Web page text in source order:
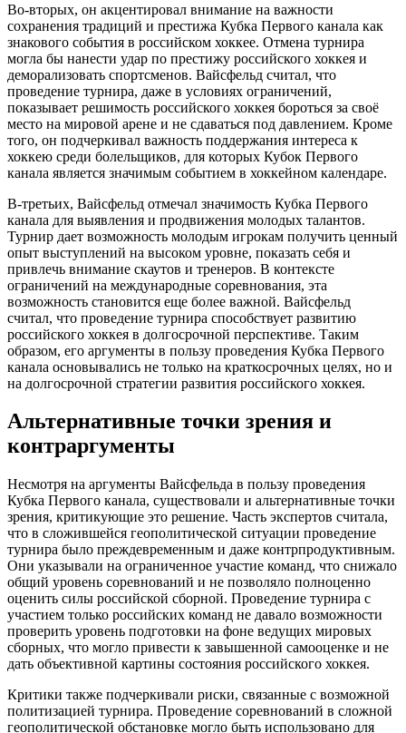
Во-вторых, он акцентировал внимание на важности
сохранения традиций и престижа Кубка Первого канала как
знакового события в российском хоккее. Отмена турнира
могла бы нанести удар по престижу российского хоккея и
деморализовать спортсменов. Вайсфельд считал, что
проведение турнира, даже в условиях ограничений,
показывает решимость российского хоккея бороться за своё
место на мировой арене и не сдаваться под давлением. Кроме
того, он подчеркивал важность поддержания интереса к
хоккею среди болельщиков, для которых Кубок Первого
канала является значимым событием в хоккейном календаре.
В-третьих, Вайсфельд отмечал значимость Кубка Первого
канала для выявления и продвижения молодых талантов.
Турнир дает возможность молодым игрокам получить ценный
опыт выступлений на высоком уровне, показать себя и
привлечь внимание скаутов и тренеров. В контексте
ограничений на международные соревнования, эта
возможность становится еще более важной. Вайсфельд
считал, что проведение турнира способствует развитию
российского хоккея в долгосрочной перспективе. Таким
образом, его аргументы в пользу проведения Кубка Первого
канала основывались не только на краткосрочных целях, но и
на долгосрочной стратегии развития российского хоккея.
Альтернативные точки зрения и
контраргументы
Несмотря на аргументы Вайсфельда в пользу проведения
Кубка Первого канала, существовали и альтернативные точки
зрения, критикующие это решение. Часть экспертов считала,
что в сложившейся геополитической ситуации проведение
турнира было преждевременным и даже контрпродуктивным.
Они указывали на ограниченное участие команд, что снижало
общий уровень соревнований и не позволяло полноценно
оценить силы российской сборной. Проведение турнира с
участием только российских команд не давало возможности
проверить уровень подготовки на фоне ведущих мировых
сборных, что могло привести к завышенной самооценке и не
дать объективной картины состояния российского хоккея.
Критики также подчеркивали риски, связанные с возможной
политизацией турнира. Проведение соревнований в сложной
геополитической обстановке могло быть использовано для